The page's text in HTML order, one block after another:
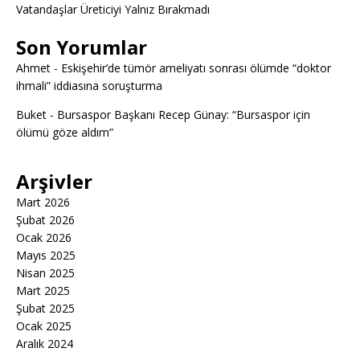
Vatandaşlar Üreticiyi Yalnız Bırakmadı
Son Yorumlar
Ahmet - Eskişehir’de tümör ameliyatı sonrası ölümde “doktor
ihmali” iddiasına soruşturma
Buket - Bursaspor Başkanı Recep Günay: “Bursaspor için
ölümü göze aldım”
Arşivler
Mart 2026
Şubat 2026
Ocak 2026
Mayıs 2025
Nisan 2025
Mart 2025
Şubat 2025
Ocak 2025
Aralık 2024